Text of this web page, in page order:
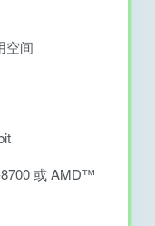
空间
或 AMD™